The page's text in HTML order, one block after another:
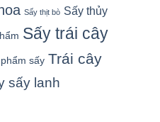
Sấy thịt bò Sấy thủy
Sấy trái cây
sấy Trái cây
sấy lanh